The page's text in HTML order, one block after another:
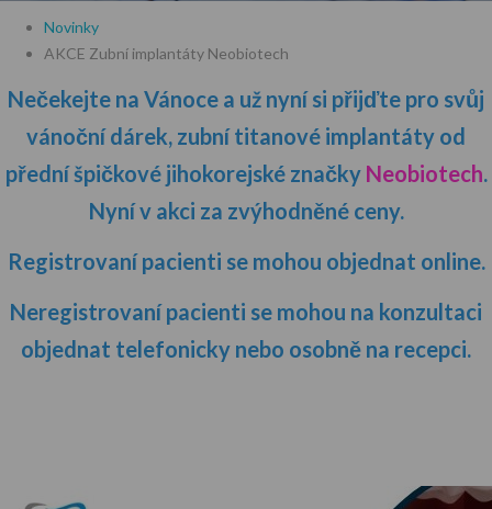
Novinky
AKCE Zubní implantáty Neobiotech
Nečekejte na Vánoce a už nyní si přijďte pro svůj
vánoční dárek, zubní titanové implantáty od
přední špičkové jihokorejské značky Neobiotech.
Nyní v akci za zvýhodněné ceny.
Registrovaní pacienti se mohou objednat online.
Neregistrovaní pacienti se mohou na konzultaci
objednat telefonicky nebo osobně na recepci.